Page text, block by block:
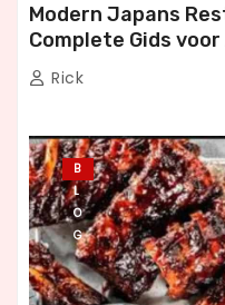
Modern Japans
Complete Gids
Dineren
Rick
B
L
O
G